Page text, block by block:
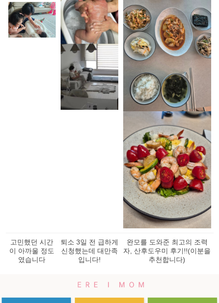
고민했던 시간
이 아까울 정도
였습니다
퇴소 3일 전 급하게
신청했는데 대만족
입니다!
완모를 도와준 최고의 조력
자, 산후도우미 후기!!(이분을
추천합니다)